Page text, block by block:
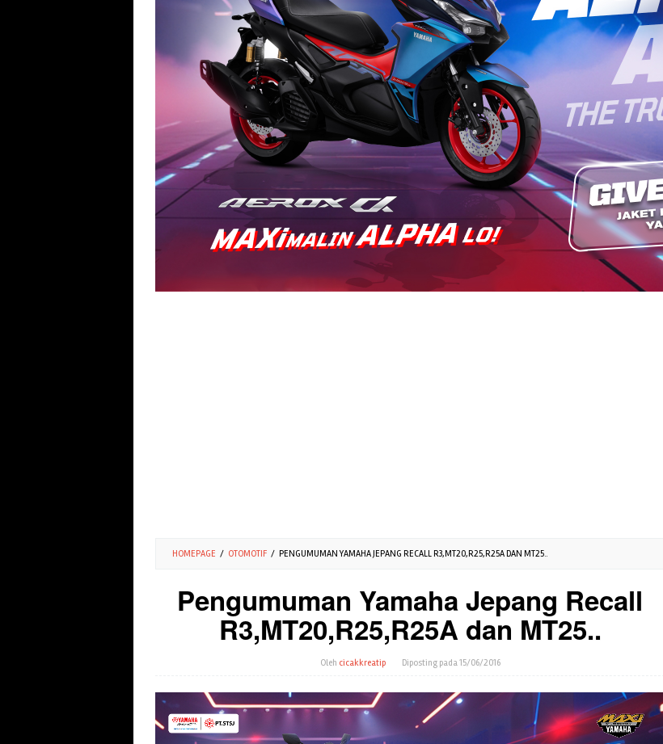
HOMEPAGE / OTOMOTIF / PENGUMUMAN YAMAHA JEPANG RECALL R3,MT20,R25,R25A DAN MT25..
Pengumuman Yamaha Jepang Recall
R3,MT20,R25,R25A dan MT25..
Oleh cicakkreatip Diposting pada15/06/2016